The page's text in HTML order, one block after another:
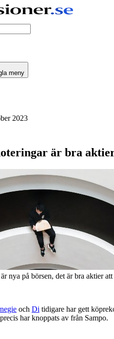
meny
2023
är bra
nya på börsen, det är bra aktier
och Di tidigare har gett
har knoppats av från Sampo.